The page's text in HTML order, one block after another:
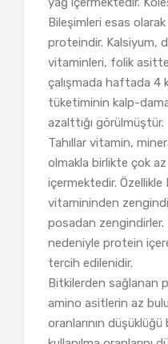
Bileşimleri esas
proteindir. Kalsiyum,
vitaminleri, folik
çalışmada haftada 4
tüketiminin kalp-
azalttığı görülmüştür.
Tahıllar vitamin,
olmakla birlikte çok
içermektedir. Özellikle
vitamininden
posadan zengindirler.
nedeniyle protein
tercih edilenidir.
Bitkilerden sağlanan
amino asitlerin az
oranlarının